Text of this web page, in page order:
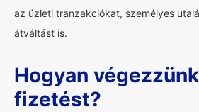
az üzleti tranzakciókat, személyes
átváltást is.
Hogyan
fizetést?